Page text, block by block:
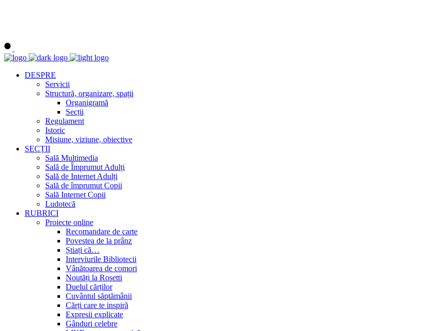
DESPRE
Servicii
Structură, organizare, spații
Organigramă
Secții
Regulament
Istoric
Misiune, viziune, obiective
SECȚII
Sală Multimedia
Sală de Împrumut Adulți
Sală de Internet Adulți
Sală de împrumut Copii
Sală Internet Copii
Ludotecă
RUBRICI
Proiecte online
Recomandare de carte
Povestea de la prânz
Știați că…
Interviurile Bibliotecii
Vânătoarea de comori
Noutăți la Rosetti
Duelul cărților
Cuvântul săptămânii
Cărți care te inspiră
Expresii explicate
Gânduri celebre